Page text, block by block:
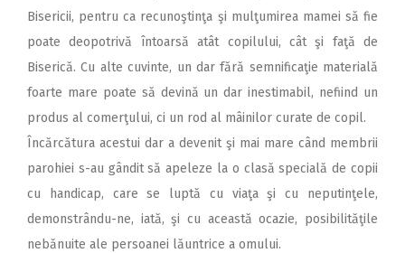
Bisericii, pentru ca recunoştinţa şi mulţumirea mamei să fie
poate deopotrivă întoarsă atât copilului, cât şi faţă de
Biserică. Cu alte cuvinte, un dar fără semnificaţie materială
foarte mare poate să devină un dar inestimabil, nefiind un
produs al comerţului, ci un rod al mâinilor curate de copil.
Încărcătura acestui dar a devenit şi mai mare când membrii
parohiei s-au gândit să apeleze la o clasă specială de copii
cu handicap, care se luptă cu viaţa şi cu neputinţele,
demonstrându-ne, iată, şi cu această ocazie, posibilităţile
nebănuite ale persoanei lăuntrice a omului.